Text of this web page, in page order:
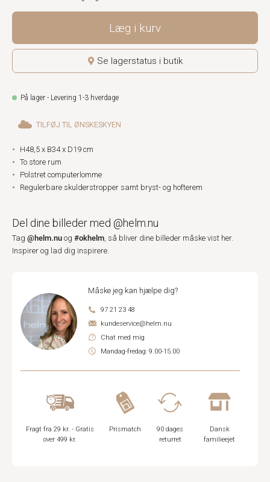
Læg i kurv
Se lagerstatus i butik
På lager - Levering 1-3 hverdage
TILFØJ TIL ØNSKESKYEN
H48,5 x B34 x D19 cm
To store rum
Polstret computerlomme
Regulerbare skulderstropper samt bryst- og hofterem
Del dine billeder med @helm.nu
Tag @helm.nu og #okhelm, så bliver dine billeder måske vist her.
Inspirer og lad dig inspirere.
Måske jeg kan hjælpe dig?
97 21 23 48
kundeservice@helm.nu
Chat med mig
Mandag-fredag: 9.00-15.00
Fragt fra 29 kr. - Gratis
over 499 kr.
Prismatch
90 dages
returret
Dansk
familieejet